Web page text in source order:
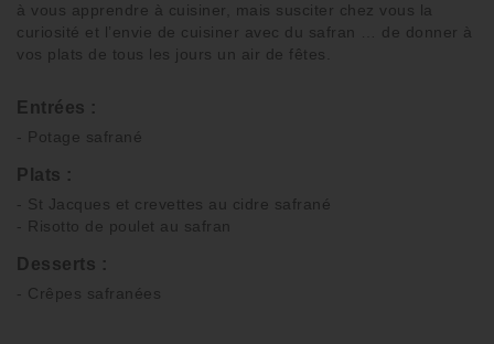
à vous apprendre à cuisiner, mais susciter chez vous la
curiosité et l’envie de cuisiner avec du safran
… de donner à
vos plats de tous les jours un air de fêtes
Entrées :
- Potage safrané
Plats :
- St Jacques et crevettes au cidre safrané
- Risotto de poulet au safran
Desserts :
- Crêpes safranées